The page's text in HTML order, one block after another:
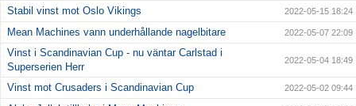
Stabil vinst mot Oslo Vikings 2022-05-15 18:24
Mean Machines vann underhållande nagelbitare 2022-05-07 22:09
Vinst i Scandinavian Cup - nu väntar Carlstad i
Superserien Herr
2022-05-04 18:49
Vinst mot Crusaders i Scandinavian Cup 2022-05-02 09:44